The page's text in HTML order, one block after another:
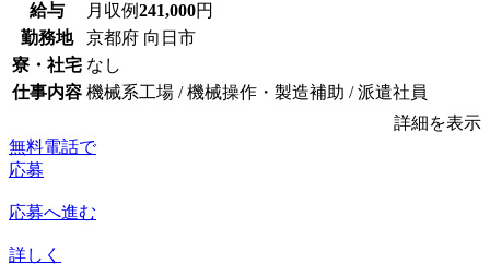
給与 月収例241,000円
勤務地
京都府 向日市
寮・社宅 なし
仕事内容 機械系工場 / 機械操作・製造補助 / 派遣社員
詳細を表示
無料電話で
応募
応募へ進む
詳しく